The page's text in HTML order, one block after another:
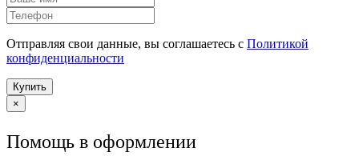
Отправляя свои данные, вы соглашаетесь с Политикой
конфиденциальности
Купить
×
Помощь в оформлении